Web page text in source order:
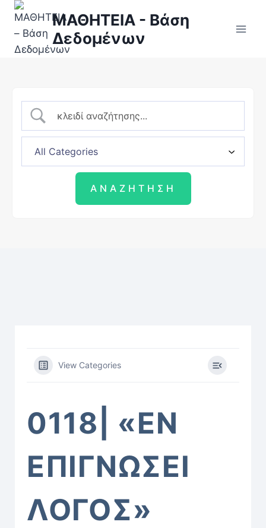
ΜΑΘΗΤΕΙΑ - Βάση
Δεδομένων
View Categories
0118| «ΕΝ
ΕΠΙΓΝΩΣΕΙ
ΛΟΓΟΣ»